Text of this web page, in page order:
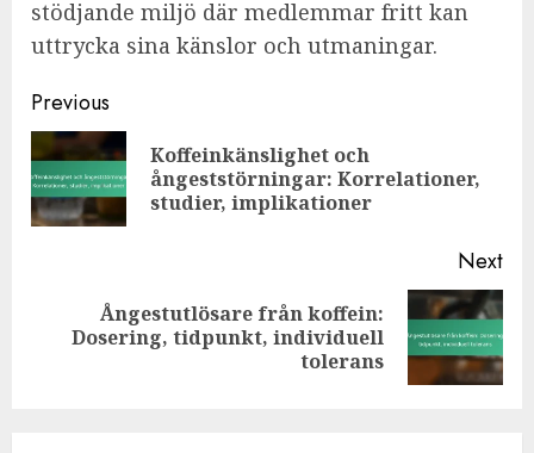
stödjande miljö där medlemmar fritt kan
uttrycka sina känslor och utmaningar.
Post
navigation
Previous
Koffeinkänslighet och
ångeststörningar: Korrelationer,
studier, implikationer
Next
Next
Ångestutlösare från koffein:
Dosering, tidpunkt, individuell
tolerans